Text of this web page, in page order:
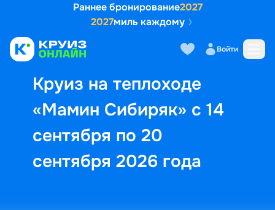
Раннее бронирование2027
2027миль каждому
Войти
Круиз на теплоходе
«Мамин Сибиряк» с 14
сентября по 20
сентября 2026 года
Выбор кают Маршрут и